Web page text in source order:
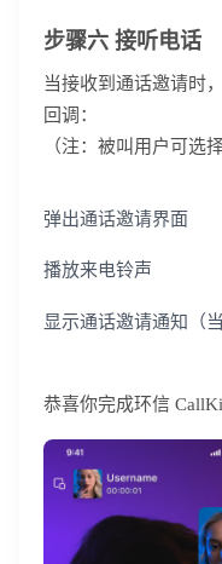
步骤六 接听电话
当接收到通话邀请时
回调：
（注：被叫用户可选
弹出通话邀请界面
播放来电铃声
显示通话邀请通知（
恭喜你完成环信